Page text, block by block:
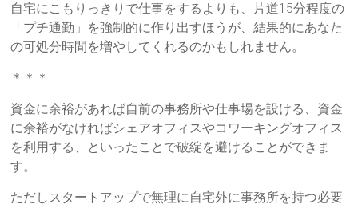
自宅にこもりっきりで仕事をするよりも、片道15分程度の
「プチ通勤」を強制的に作り出すほうが、結果的にあなた
の可処分時間を増やしてくれるのかもしれません。
＊＊＊
資金に余裕があれば自前の事務所や仕事場を設ける、資金
に余裕がなければシェアオフィスやコワーキングオフィス
を利用する、といったことで破綻を避けることができま
す。
ただしスタートアップで無理に自宅外に事務所を持つ必要